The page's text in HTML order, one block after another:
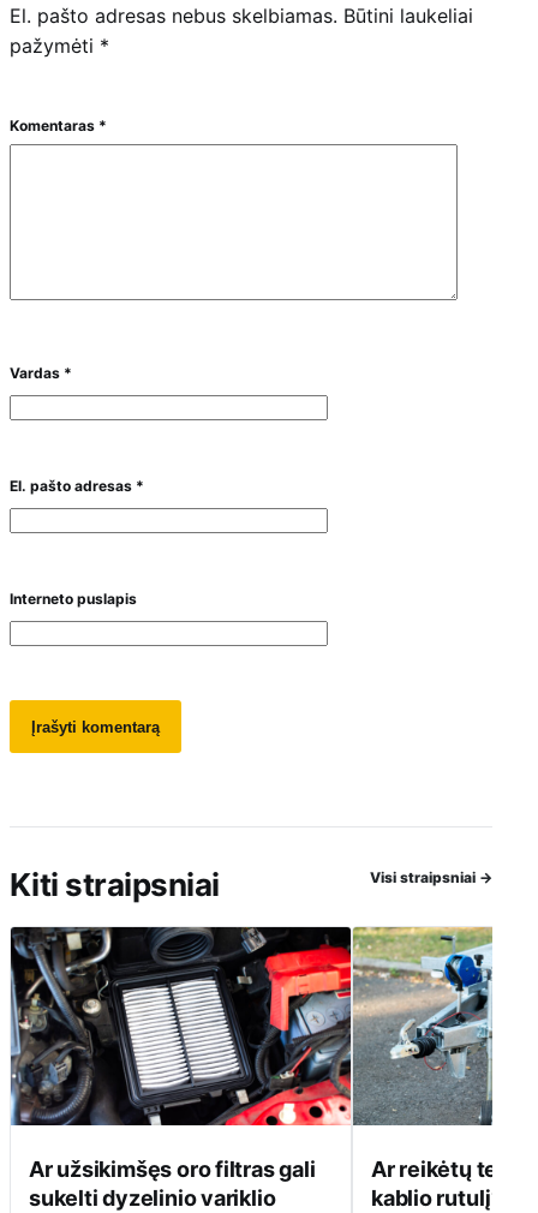
El. pašto adresas nebus skelbiamas. Būtini laukeliai
pažymėti *
Komentaras *
Vardas *
El. pašto adresas *
Interneto puslapis
Kiti straipsniai Visi straipsniai →
Ar užsikimšęs oro filtras gali
sukelti dyzelinio variklio
Ar reikėtų tepti
kablio rutulį?